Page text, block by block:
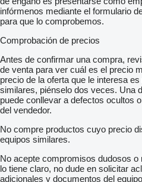
infórmenos mediante el formulario
para que lo comprobemos.
Comprobación de precios
Antes de confirmar una compra,
de venta para ver cuál es el precio
precio de la oferta que le interesa
similares, piénselo dos veces. Una
puede conllevar a defectos ocultos
del vendedor.
No compre productos cuyo precio
equipos similares.
No acepte compromisos dudosos
lo tiene claro, no dude en solicitar
adicionales y documentos del